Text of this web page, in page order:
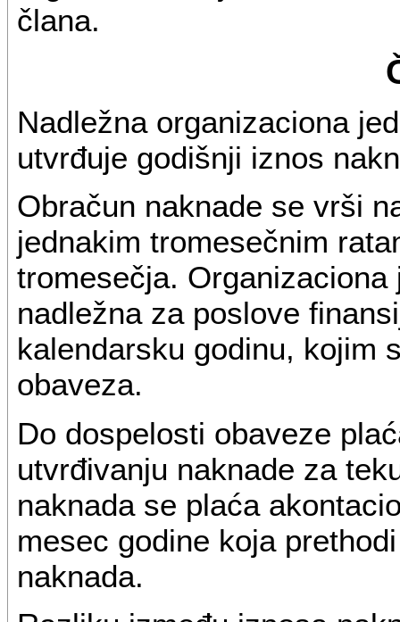
člana.
Nadležna organizaciona
utvrđuje godišnji iznos
Obračun naknade se vrši
jednakim tromesečnim
tromesečja.
nadležna za poslove
kalendarsku godinu, kojim
obaveza.
Do dospelosti obaveze
utvrđivanju naknade za
naknada se plaća
mesec godine koja
naknada.